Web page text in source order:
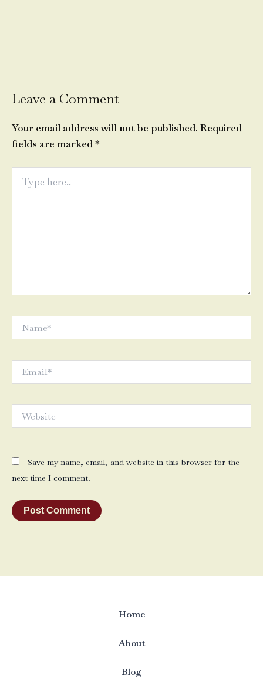
Leave a Comment
Your email address will not be published. Required
fields are marked*
here..
Save my name, email, and website in this browser for the
next time I comment.
Home
About
Blog